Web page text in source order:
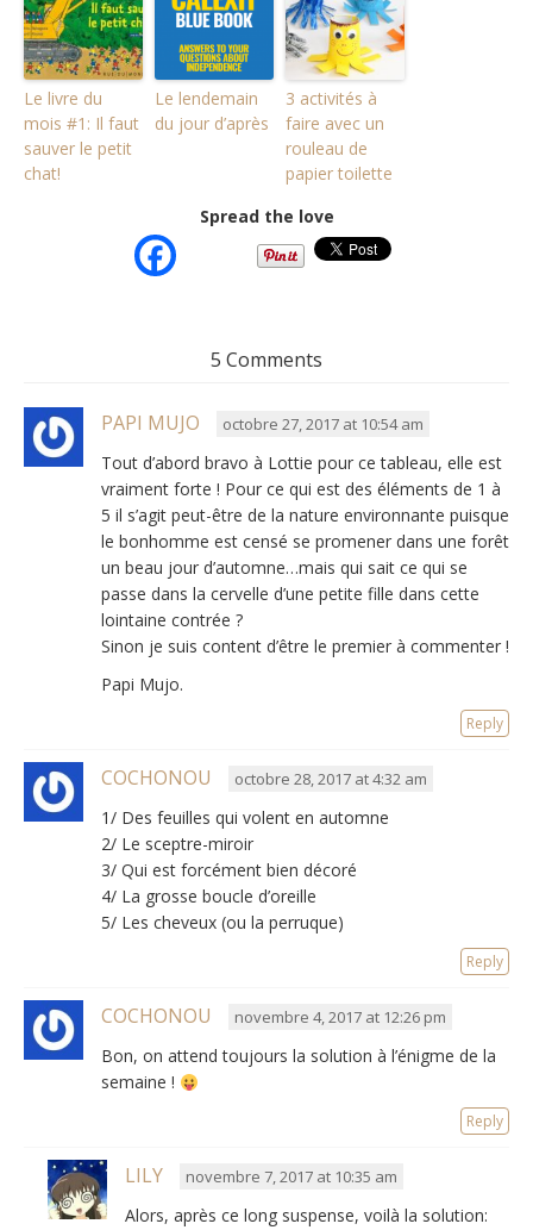
Le livre du
mois #1: Il faut
sauver le petit
chat!
Le lendemain
du jour d’après
3 activités à
faire avec un
rouleau de
papier toilette
Spread the love
5 Comments
PAPI MUJO octobre 27, 2017 at 10:54 am
Tout d’abord bravo à Lottie pour ce tableau, elle est
vraiment forte ! Pour ce qui est des éléments de 1 à
5 il s’agit peut-être de la nature environnante puisque
le bonhomme est censé se promener dans une forêt
un beau jour d’automne…mais qui sait ce qui se
passe dans la cervelle d’une petite fille dans cette
lointaine contrée ?
Sinon je suis content d’être le premier à commenter !
Papi Mujo.
Reply
COCHONOU octobre 28, 2017 at 4:32 am
1/ Des feuilles qui volent en automne
2/ Le sceptre-miroir
3/ Qui est forcément bien décoré
4/ La grosse boucle d’oreille
5/ Les cheveux (ou la perruque)
Reply
COCHONOU novembre 4, 2017 at 12:26 pm
Bon, on attend toujours la solution à l’énigme de la
semaine !
Reply
LILY novembre 7, 2017 at 10:35 am
Alors, après ce long suspense, voilà la solution: